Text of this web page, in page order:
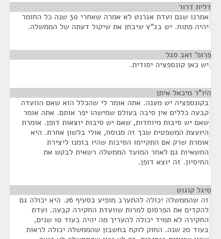
דלית דרור
אמרנו שגם ועדת אגרנט לא אמרה שאחרי 30 שנה כל החומר
יהיה פתוח. יש בג"ץ שיבחן את שיקול דעתה של הממשלה.
פרופ' זאב סגל
יש כאן קונספציה יסודית.
היו"ר מיכאל איתן
בקונספציה יש מענה. אתה אומר לי שהכלל הוא שאם הוועדה
קבעה כללים אין סיבה בעולם שמישהו יפר אותם. אתה אומר
שאם יש סיבות מיוחדות, שאם יש סיבות יוצאות דופן. אומרת
היועצת המשפטית שכך זה מנוסח, אולי בלשון אחרת. היא
אומרת שרק אם התקיימו הסיבות שהיו בזמנו ליצירת
החשאיות גם לאחר המועד הממשלה רשאית לבקש את
החיסיון. זה יוצא דופן.
סיגל קוגוט
זה שהממשלה יכולה להתערב מופיע בסעיף 26. היא יכולה גם
להקדים את הפרסום למרות שוועדת החקירה קבעה. ועדת
החקירה לא תמיד יכולה להעריך מה יהיה בעוד 10 שנים,
בעוד 20 שנה. החוק לוקח בחשבון שהממשלה יכולה לראות